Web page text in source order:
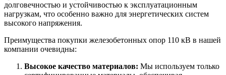
долговечностью и устойчивостью к эксплуатационным
нагрузкам, что особенно важно для энергетических систем
высокого напряжения.
Преимущества покупки железобетонных опор 110 кВ в нашей
компании очевидны:
Высокое качество материалов: Мы используем только